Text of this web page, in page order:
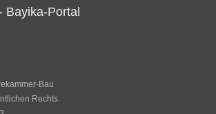
Bayika-Portal
Bau
Rechts